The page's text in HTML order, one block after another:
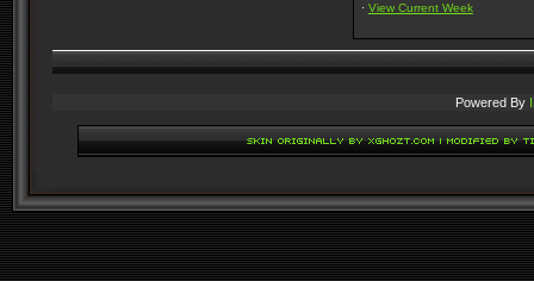
· View Current Week
Powered By